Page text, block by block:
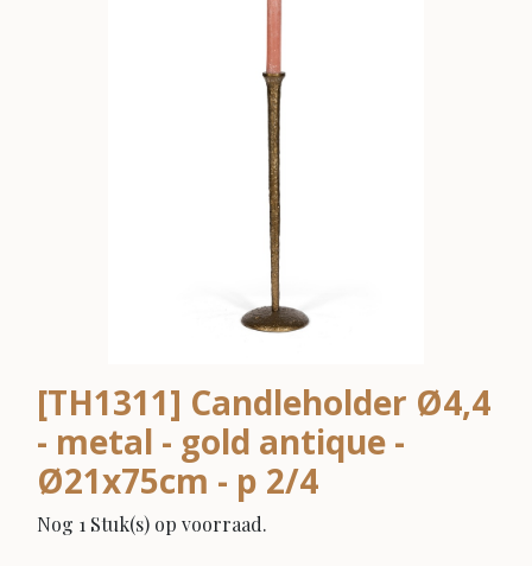
[TH1311] Candleholder Ø4,4
- metal - gold antique -
Ø21x75cm - p 2/4
Nog 1 Stuk(s) op voorraad.